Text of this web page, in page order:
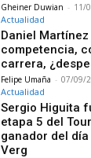
Gheiner Duwian - 11/
Actualidad
Daniel Martínez
competencia,
carrera,
Felipe Umaña - 07/09/
Actualidad
Sergio Higuita
etapa 5 del
ganador del
Verg